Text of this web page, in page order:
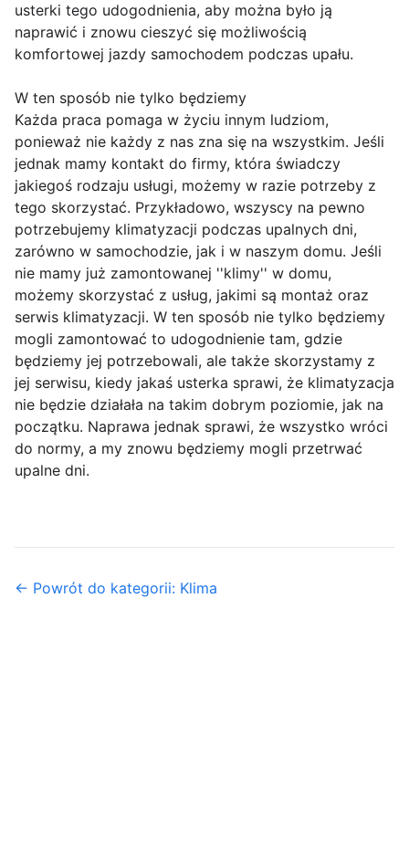
usterki tego udogodnienia, aby można było ją
naprawić i znowu cieszyć się możliwością
komfortowej jazdy samochodem podczas upału.
W ten sposób nie tylko będziemy
Każda praca pomaga w życiu innym ludziom,
ponieważ nie każdy z nas zna się na wszystkim. Jeśli
jednak mamy kontakt do firmy, która świadczy
jakiegoś rodzaju usługi, możemy w razie potrzeby z
tego skorzystać. Przykładowo, wszyscy na pewno
potrzebujemy klimatyzacji podczas upalnych dni,
zarówno w samochodzie, jak i w naszym domu. Jeśli
nie mamy już zamontowanej ''klimy'' w domu,
możemy skorzystać z usług, jakimi są montaż oraz
serwis klimatyzacji. W ten sposób nie tylko będziemy
mogli zamontować to udogodnienie tam, gdzie
będziemy jej potrzebowali, ale także skorzystamy z
jej serwisu, kiedy jakaś usterka sprawi, że klimatyzacja
nie będzie działała na takim dobrym poziomie, jak na
początku. Naprawa jednak sprawi, że wszystko wróci
do normy, a my znowu będziemy mogli przetrwać
upalne dni.
← Powrót do kategorii: Klima